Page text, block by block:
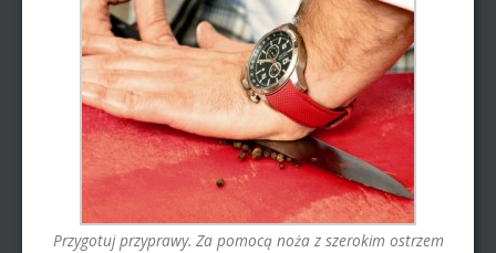
Przygotuj przyprawy. Za pomocą noża z szerokim ostrzem